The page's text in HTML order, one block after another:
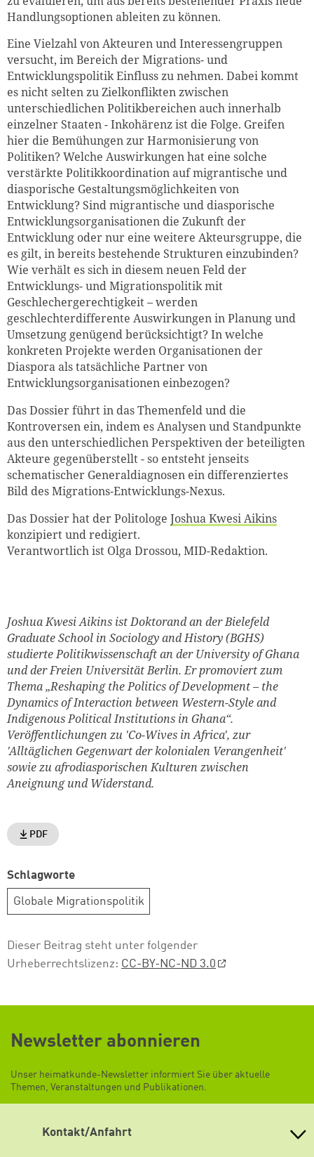
Handlungsoptionen ableiten zu können.
Eine Vielzahl von Akteuren und Interessengruppen
versucht, im Bereich der Migrations- und
Entwicklungspolitik Einfluss zu nehmen. Dabei kommt
es nicht selten zu Zielkonflikten zwischen
unterschiedlichen Politikbereichen auch innerhalb
einzelner Staaten - Inkohärenz ist die Folge. Greifen
hier die Bemühungen zur Harmonisierung von
Politiken? Welche Auswirkungen hat eine solche
verstärkte Politikkoordination auf migrantische und
diasporische Gestaltungsmöglichkeiten von
Entwicklung? Sind migrantische und diasporische
Entwicklungsorganisationen die Zukunft der
Entwicklung oder nur eine weitere Akteursgruppe, die
es gilt, in bereits bestehende Strukturen einzubinden?
Wie verhält es sich in diesem neuen Feld der
Entwicklungs- und Migrationspolitik mit
Geschlechergerechtigkeit – werden
geschlechterdifferente Auswirkungen in Planung und
Umsetzung genügend berücksichtigt? In welche
konkreten Projekte werden Organisationen der
Diaspora als tatsächliche Partner von
Entwicklungsorganisationen einbezogen?
Das Dossier führt in das Themenfeld und die
Kontroversen ein, indem es Analysen und Standpunkte
aus den unterschiedlichen Perspektiven der beteiligten
Akteure gegenüberstellt - so entsteht jenseits
schematischer Generaldiagnosen ein differenziertes
Bild des Migrations-Entwicklungs-Nexus.
Das Dossier hat der Politologe Joshua Kwesi Aikins
konzipiert und redigiert.
Verantwortlich ist Olga Drossou, MID-Redaktion.
Joshua Kwesi Aikins ist Doktorand an der Bielefeld
Graduate School in Sociology and History (BGHS)
studierte Politikwissenschaft an der University of Ghana
und der Freien Universität Berlin. Er promoviert zum
Thema „Reshaping the Politics of Development – the
Dynamics of Interaction between Western-Style and
Indigenous Political Institutions in Ghana“.
Veröffentlichungen zu 'Co-Wives in Africa', zur
'Alltäglichen Gegenwart der kolonialen Verangenheit'
sowie zu afrodiasporischen Kulturen zwischen
Aneignung und Widerstand.
PDF
Schlagworte
Globale Migrationspolitik
Dieser Beitrag steht unter folgender
Urheberrechtslizenz: CC-BY-NC-ND 3.0
Newsletter abonnieren
Unser heimatkunde-Newsletter informiert Sie über aktuelle
Themen, Veranstaltungen und Publikationen.
Kontakt/Anfahrt